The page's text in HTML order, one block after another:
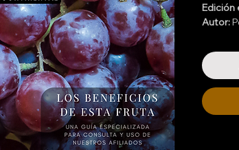
Edición
Autor: